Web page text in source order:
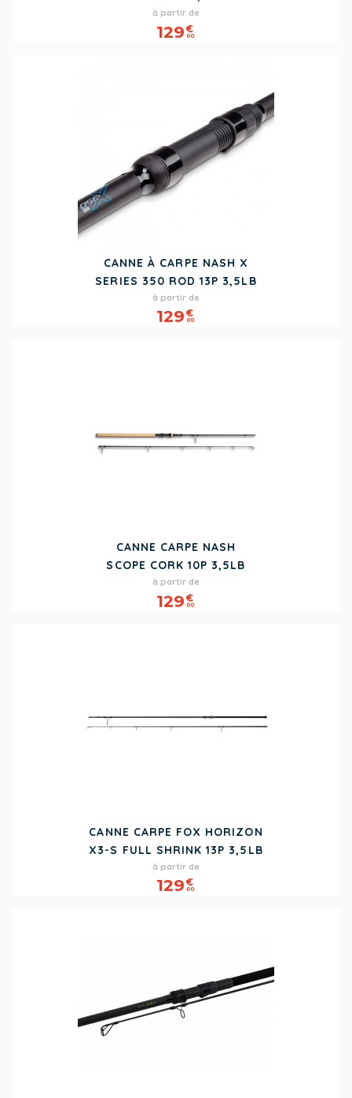
Prix
à partir de
129€
00
CANNE À CARPE NASH X
SERIES 350 ROD 13P 3,5LB
Prix
à partir de
129€
00
CANNE CARPE NASH
SCOPE CORK 10P 3,5LB
Prix
à partir de
129€
00
CANNE CARPE FOX HORIZON
X3-S FULL SHRINK 13P 3,5LB
Prix
à partir de
129€
00